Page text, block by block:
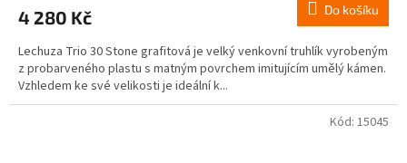
4 280 Kč Do košíku
Lechuza Trio 30 Stone grafitová je velký venkovní truhlík vyrobeným
z probarveného plastu s matným povrchem imitujícím umělý kámen.
Vzhledem ke své velikosti je ideální k...
Kód: 15045